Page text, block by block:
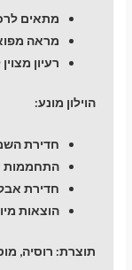
מתאים
מראה
רעיון
הוילון מונע:
חדירת
התחממות
חדירת
הוצאות
תוצרת: רוסיה,